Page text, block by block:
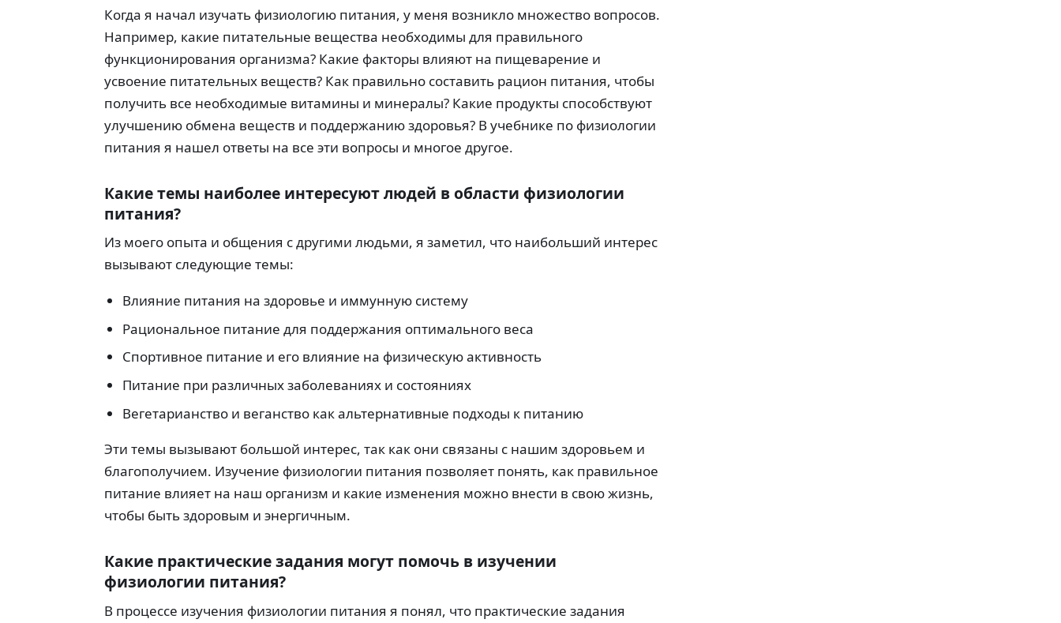
Когда я начал изучать физиологию питания, у меня возникло множество вопросов.
Например, какие питательные вещества необходимы для правильного
функционирования организма? Какие факторы влияют на пищеварение и
усвоение питательных веществ? Как правильно составить рацион питания, чтобы
получить все необходимые витамины и минералы? Какие продукты способствуют
улучшению обмена веществ и поддержанию здоровья? В учебнике по физиологии
питания я нашел ответы на все эти вопросы и многое другое.
Какие темы наиболее интересуют людей в области физиологии
питания?
Из моего опыта и общения с другими людьми, я заметил, что наибольший интерес
вызывают следующие темы:
Влияние питания на здоровье и иммунную систему
Рациональное питание для поддержания оптимального веса
Спортивное питание и его влияние на физическую активность
Питание при различных заболеваниях и состояниях
Вегетарианство и веганство как альтернативные подходы к питанию
Эти темы вызывают большой интерес, так как они связаны с нашим здоровьем и
благополучием. Изучение физиологии питания позволяет понять, как правильное
питание влияет на наш организм и какие изменения можно внести в свою жизнь,
чтобы быть здоровым и энергичным.
Какие практические задания могут помочь в изучении
физиологии питания?
В процессе изучения физиологии питания я понял, что практические задания